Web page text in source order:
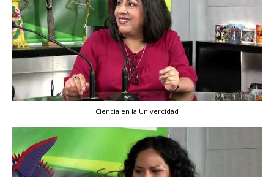
Ciencia en la Univercidad